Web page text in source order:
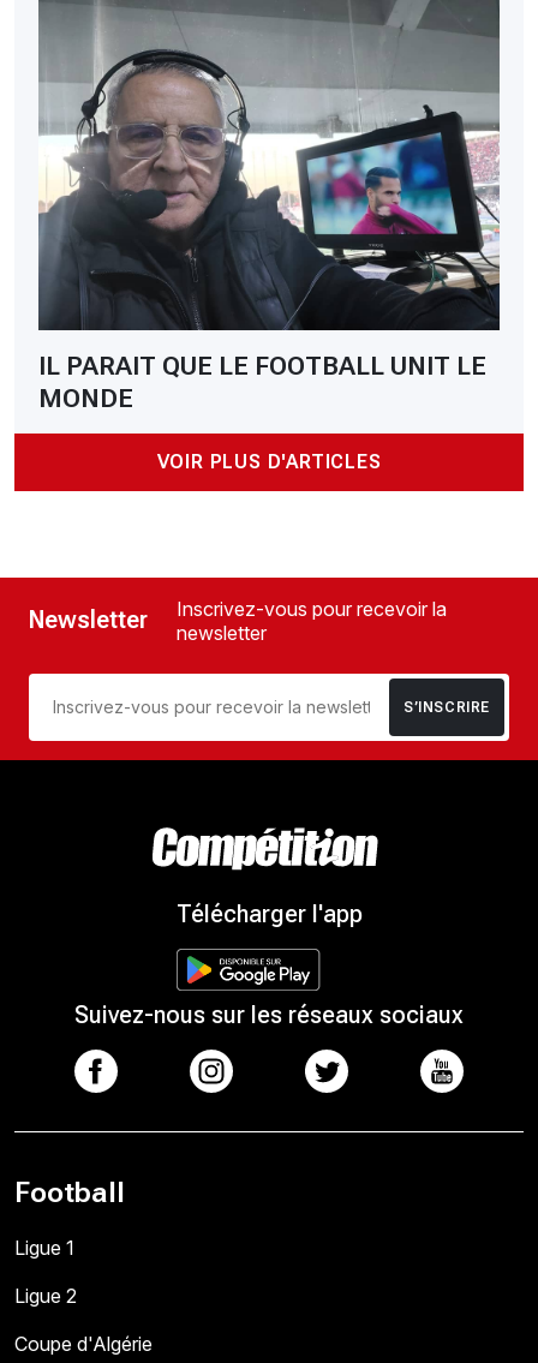
IL PARAIT QUE LE FOOTBALL UNIT LE
MONDE
VOIR PLUS D'ARTICLES
Newsletter
Inscrivez-vous pour recevoir la
newsletter
S’INSCRIRE
Télécharger l'app
Suivez-nous sur les réseaux sociaux
Football
Ligue 1
Ligue 2
Coupe d'Algérie